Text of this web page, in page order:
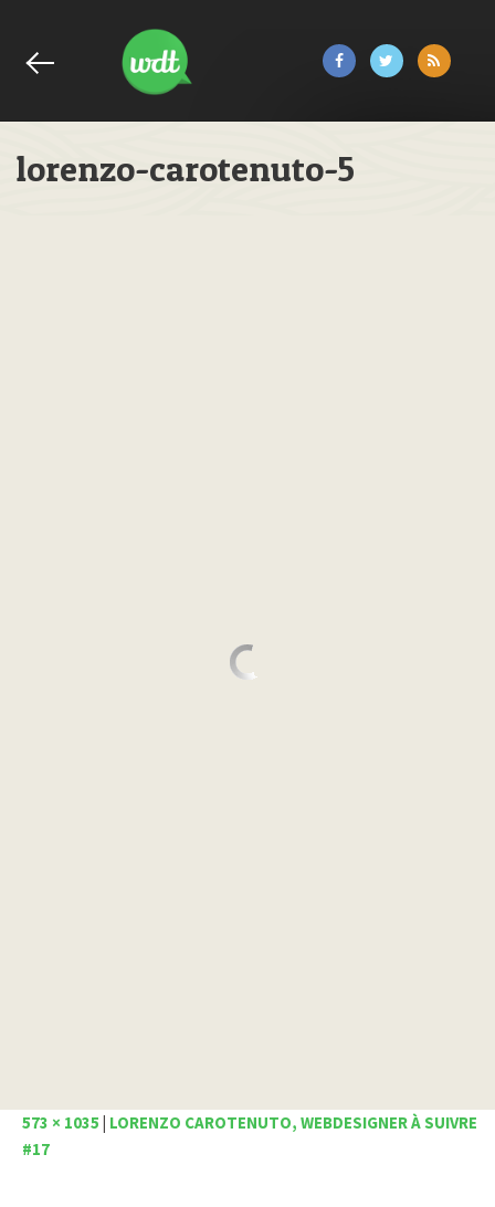
lorenzo-carotenuto-5
573 × 1035 LORENZO CAROTENUTO, WEBDESIGNER À SUIVRE
#17